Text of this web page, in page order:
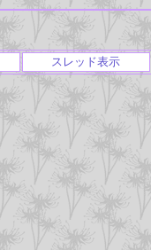
スレッド表示